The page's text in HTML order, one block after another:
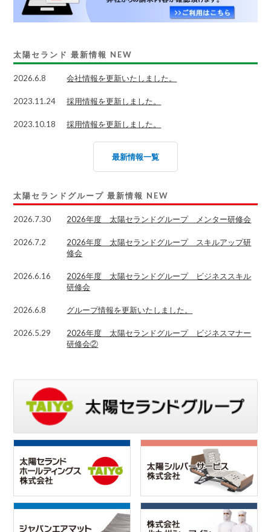
太陽セランド 最新情報 NEW
2026.6.8 会社情報を更新いたしました。
2023.11.24 採用情報を更新しました。
2023.10.18 採用情報を更新しました。
最新情報一覧
太陽セランドグループ 最新情報 NEW
2026.7.30 2026年度 太陽セランドグループ メンター研修会
2026.7.2
2026年度 太陽セランドグループ スキルアップ研
修会
2026.6.16
2026年度 太陽セランドグループ ビジネススキル
研修会
2026.6.8 グループ情報を更新いたしました。
2026.5.29
2026年度 太陽セランドグループ ビジネスマナー
研修会②